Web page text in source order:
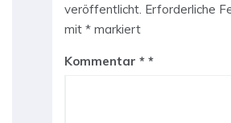
veröffentlicht. Erforderliche
mit * markiert
Kommentar *